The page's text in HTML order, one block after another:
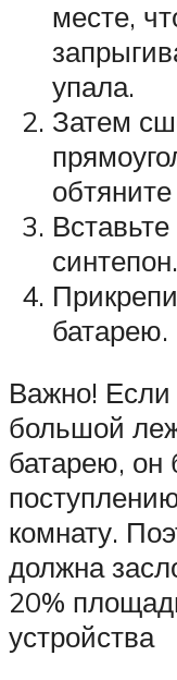
месте,
упала.
Затем
синтепон.
батарею.
Важно!
большой
батарею, он
комнату.
должна
20%
устройства